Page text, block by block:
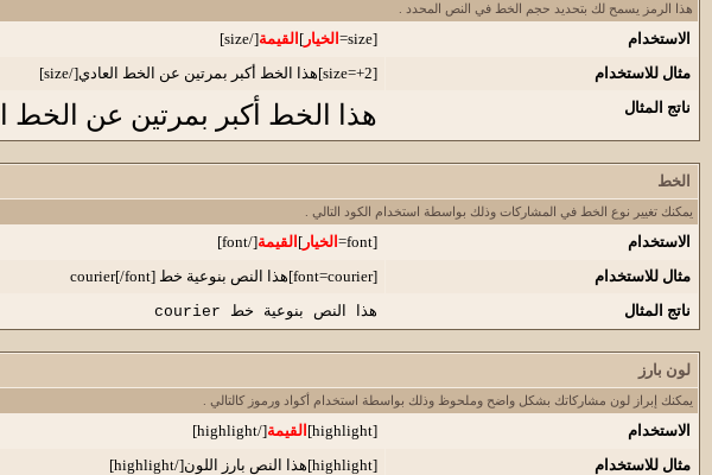
هذا الرمز يسمح لك بتحديد حجم الخط في النص المحدد .
الاستخدام [size= الخيار ] القيمة[/size]
مثال للاستخدام
[size=+2]هذا الخط أكبر بمرتين عن الخط العادي[/size]
ناتج المثال
هذا الخط أكبر بمرتين عن الخط
الخط
يمكنك تغيير نوع الخط في المشاركات وذلك بواسطة استخدام الكود التالي .
الاستخدام [font= الخيار ] القيمة[/font]
مثال للاستخدام
[font=courier]هذا النص بنوعية خط courier[/font]
ناتج المثال
هذا النص بنوعية خط courier
لون بارز
يمكنك إبراز لون مشاركاتك بشكل واضح وملحوظ وذلك بواسطة استخدام أكواد ورموز كالتالي .
الاستخدام [highlight] القيمة[/highlight]
مثال للاستخدام
[highlight]هذا النص بارز اللون[/highlight]